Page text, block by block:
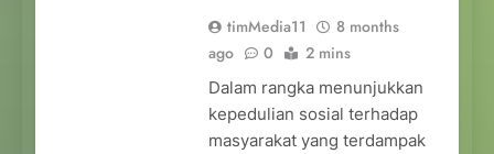
timMedia11
8 months
ago
0 2 mins
Dalam rangka menunjukkan
kepedulian sosial terhadap
masyarakat yang terdampak